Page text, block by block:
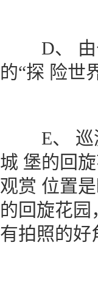
D、 由于
的“探 险世
E、 巡游
城 堡的回
观赏 位置
的回旋花园
有拍照的好